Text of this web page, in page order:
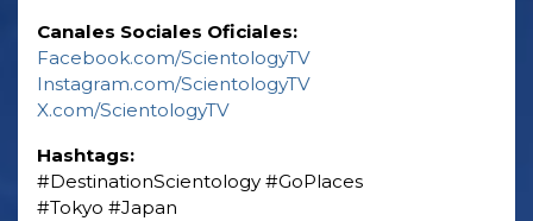
Canales Sociales Oficiales:
Facebook.com/ScientologyTV
Instagram.com/ScientologyTV
X.com/ScientologyTV
Hashtags:
‎#DestinationScientology ‎#GoPlaces
‎#Tokyo ‎#Japan